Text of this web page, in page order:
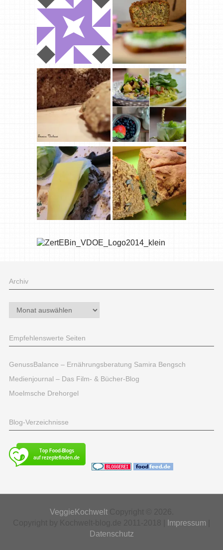
Archiv
Archiv
Empfehlenswerte Seiten
GenussBalance – Ernährungsberatung Samira Bengsch
Medienjournal – Das Film- & Bücher-Blog
Moelmsche Drehorgel
Blog-Verzeichnisse
VeggieKochweltCopyright © 2026.
Impressum
Datenschutz